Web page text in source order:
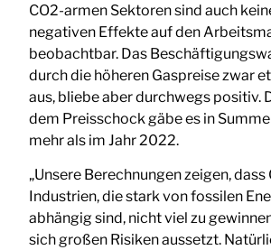
CO2-armen Sektoren sind auch
negativen Effekte auf den
beobachtbar. Das
durch die höheren Gaspreise zwar
aus, bliebe aber durchwegs positiv.
dem Preisschock gäbe es in
mehr als im Jahr 2022.
„Unsere Berechnungen zeigen,
Industrien, die stark von fossilen
abhängig sind, nicht viel zu
sich großen Risiken aussetzt.